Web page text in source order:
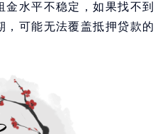
金水平不稳定，如果找不到
，可能无法覆盖抵押贷款的